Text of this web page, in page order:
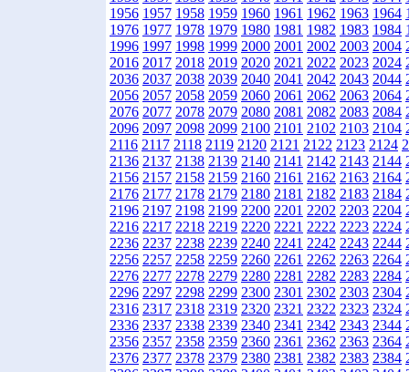
1956 1957 1958 1959 1960 1961 1962 1963 1964
1976 1977 1978 1979 1980 1981 1982 1983 1984
1996 1997 1998 1999 2000 2001 2002 2003 2004
2016 2017 2018 2019 2020 2021 2022 2023 2024
2036 2037 2038 2039 2040 2041 2042 2043 2044
2056 2057 2058 2059 2060 2061 2062 2063 2064
2076 2077 2078 2079 2080 2081 2082 2083 2084
2096 2097 2098 2099 2100 2101 2102 2103 2104
2116 2117 2118 2119 2120 2121 2122 2123 2124
2136 2137 2138 2139 2140 2141 2142 2143 2144
2156 2157 2158 2159 2160 2161 2162 2163 2164
2176 2177 2178 2179 2180 2181 2182 2183 2184
2196 2197 2198 2199 2200 2201 2202 2203 2204
2216 2217 2218 2219 2220 2221 2222 2223 2224
2236 2237 2238 2239 2240 2241 2242 2243 2244
2256 2257 2258 2259 2260 2261 2262 2263 2264
2276 2277 2278 2279 2280 2281 2282 2283 2284
2296 2297 2298 2299 2300 2301 2302 2303 2304
2316 2317 2318 2319 2320 2321 2322 2323 2324
2336 2337 2338 2339 2340 2341 2342 2343 2344
2356 2357 2358 2359 2360 2361 2362 2363 2364
2376 2377 2378 2379 2380 2381 2382 2383 2384